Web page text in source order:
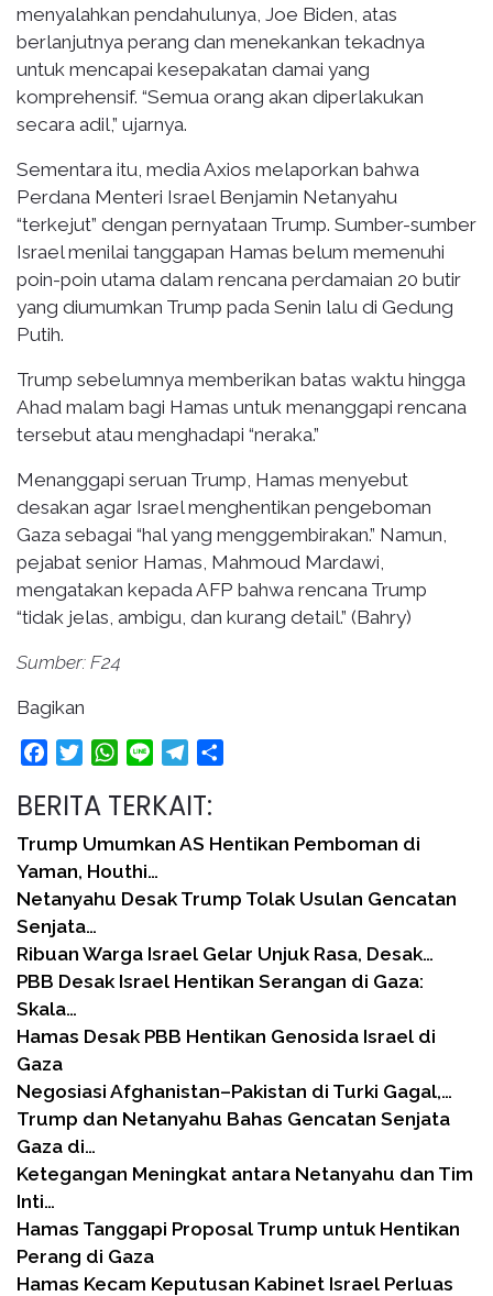
menyalahkan pendahulunya, Joe Biden, atas
berlanjutnya perang dan menekankan tekadnya
untuk mencapai kesepakatan damai yang
komprehensif. “Semua orang akan diperlakukan
secara adil,” ujarnya.
Sementara itu, media Axios melaporkan bahwa
Perdana Menteri Israel Benjamin Netanyahu
“terkejut” dengan pernyataan Trump. Sumber-sumber
Israel menilai tanggapan Hamas belum memenuhi
poin-poin utama dalam rencana perdamaian 20 butir
yang diumumkan Trump pada Senin lalu di Gedung
Putih.
Trump sebelumnya memberikan batas waktu hingga
Ahad malam bagi Hamas untuk menanggapi rencana
tersebut atau menghadapi “neraka.”
Menanggapi seruan Trump, Hamas menyebut
desakan agar Israel menghentikan pengeboman
Gaza sebagai “hal yang menggembirakan.” Namun,
pejabat senior Hamas, Mahmoud Mardawi,
mengatakan kepada AFP bahwa rencana Trump
“tidak jelas, ambigu, dan kurang detail.” (Bahry)
Sumber: F24
Bagikan
FacebookTwitterWhatsApp
Line Telegram
BERITA TERKAIT:
Trump Umumkan AS Hentikan Pemboman di
Yaman, Houthi…
Netanyahu Desak Trump Tolak Usulan Gencatan
Senjata…
Ribuan Warga Israel Gelar Unjuk Rasa, Desak…
PBB Desak Israel Hentikan Serangan di Gaza:
Skala…
Hamas Desak PBB Hentikan Genosida Israel di
Gaza
Negosiasi Afghanistan–Pakistan di Turki Gagal,…
Trump dan Netanyahu Bahas Gencatan Senjata
Gaza di…
Ketegangan Meningkat antara Netanyahu dan Tim
Inti…
Hamas Tanggapi Proposal Trump untuk Hentikan
Perang di Gaza
Hamas Kecam Keputusan Kabinet Israel Perluas